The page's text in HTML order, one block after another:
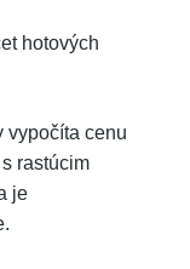
hotových
vypočíta cenu
rastúcim
je